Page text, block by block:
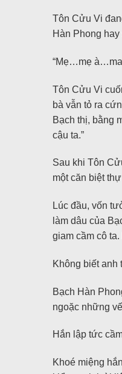
Tôn Cửu Vi
Hàn Phong
“Mẹ…mẹ
Tôn Cửu Vi
bà vẫn tỏ ra
Bạch thị, bằng
cậu ta.”
Sau khi Tôn
một căn biệt
Lúc đầu, vốn
làm dâu của
giam cầm cô
Không biết anh
Bạch Hàn
ngoặc những
Hắn lập tức
Khoé miệng